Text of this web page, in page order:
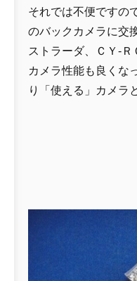
それでは不便ですの
のバックカメラに交
ストラーダ、ＣＹ-
カメラ性能も良くな
り「使える」カメラ